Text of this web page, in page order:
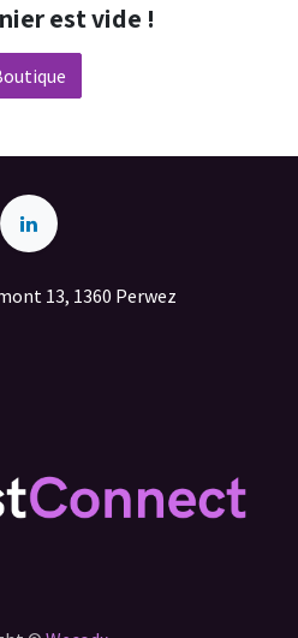
est vide !
13, 1360 Perwez